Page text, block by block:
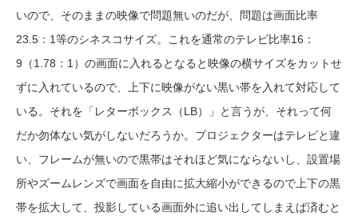
いので、そのままの映像で問題無いのだが、問題は画面比率
23.5：1等のシネスコサイズ。これを通常のテレビ比率16：
9（1.78：1）の画面に入れるとなると映像の横サイズをカットせ
ずに入れているので、上下に映像がない黒い帯を入れて対応して
いる。それを「レターボックス（LB）」と言うが、それって何
だか勿体ない気がしないだろうか。プロジェクターはテレビと違
い、フレームが無いので黒帯はそれほど気にならないし、設置場
所やズームレンズで画面を自由に拡大縮小ができるので上下の黒
帯を拡大して、投影している画面外に追い出してしまえば済むと